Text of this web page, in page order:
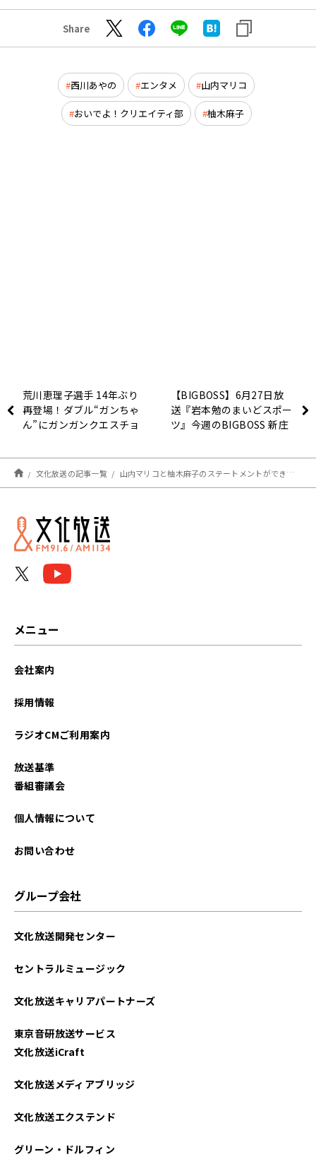
Share
西川あやの エンタメ 山内マリコ
おいでよ！クリエイティ部 柚木麻子
荒川恵理子選手 14年ぶり
再登場！ダブル“ガンちゃ
ん”にガンガンクエスチョ
【BIGBOSS】6月27日放
送『岩本勉のまいどスポー
ツ』今週のBIGBOSS 新庄
文化放送の記事一覧 山内マリコと柚木麻子のステートメントができるまで。被害者の救いになるのは第三者？
メニュー
会社案内
採用情報
ラジオCMご利用案内
放送基準
番組審議会
個人情報について
お問い合わせ
グループ会社
文化放送開発センター
セントラルミュージック
文化放送キャリアパートナーズ
東京音研放送サービス
文化放送iCraft
文化放送メディアブリッジ
文化放送エクステンド
グリーン・ドルフィン